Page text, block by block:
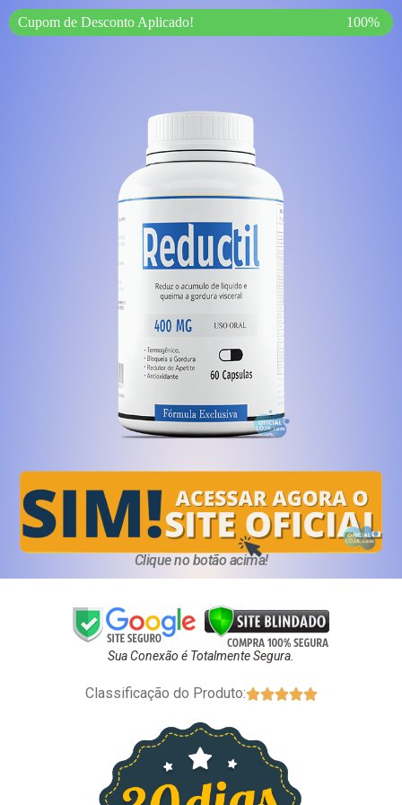
Cupom de Desconto Aplicado! 100%
Clique no botão acima!
Sua Conexão é Totalmente Segura.
Classificação do Produto: